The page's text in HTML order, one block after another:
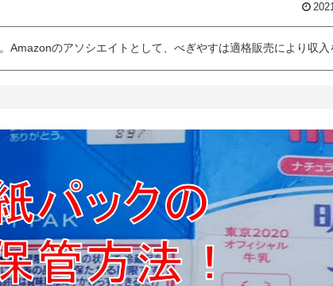
Amazonのアソシエイトとして、べぎやすは適格販売により収入